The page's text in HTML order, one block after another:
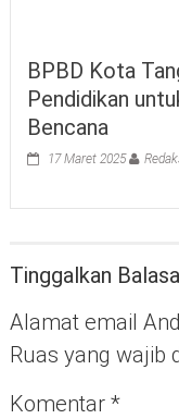
BPBD Kota
Pendidikan
Bencana
17 Maret 2025
Tinggalkan
Alamat email
Ruas yang wajib
Komentar *